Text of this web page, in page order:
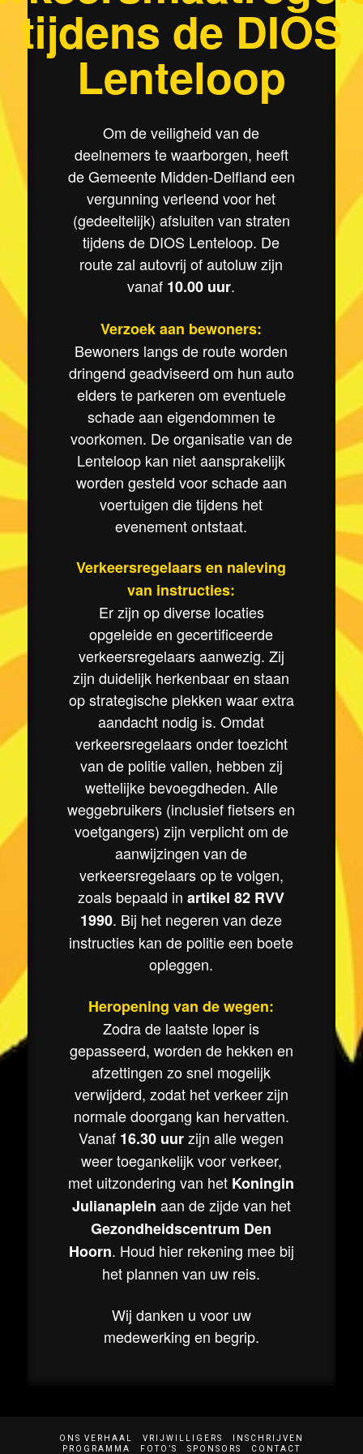
tijdens de DIOS
Lenteloop
Om de veiligheid van de
deelnemers te waarborgen, heeft
de Gemeente Midden-Delfland een
vergunning verleend voor het
(gedeeltelijk) afsluiten van straten
tijdens de DIOS Lenteloop. De
route zal autovrij of autoluw zijn
vanaf 10.00 uur.
Verzoek aan bewoners:
Bewoners langs de route worden
dringend geadviseerd om hun auto
elders te parkeren om eventuele
schade aan eigendommen te
voorkomen. De organisatie van de
Lenteloop kan niet aansprakelijk
worden gesteld voor schade aan
voertuigen die tijdens het
evenement ontstaat.
Verkeersregelaars en naleving
van instructies:
Er zijn op diverse locaties
opgeleide en gecertificeerde
verkeersregelaars aanwezig. Zij
zijn duidelijk herkenbaar en staan
op strategische plekken waar extra
aandacht nodig is. Omdat
verkeersregelaars onder toezicht
van de politie vallen, hebben zij
wettelijke bevoegdheden. Alle
weggebruikers (inclusief fietsers en
voetgangers) zijn verplicht om de
aanwijzingen van de
verkeersregelaars op te volgen,
zoals bepaald inartikel 82 RVV
1990. Bij het negeren van deze
instructies kan de politie een boete
opleggen.
Heropening van de wegen:
Zodra de laatste loper is
gepasseerd, worden de hekken en
afzettingen zo snel mogelijk
verwijderd, zodat het verkeer zijn
normale doorgang kan hervatten.
Vanaf 16.30 uurzijn alle wegen
weer toegankelijk voor verkeer,
met uitzondering van het Koningin
Julianaplein aan de zijde van het
Gezondheidscentrum Den
Hoorn. Houd hier rekening mee bij
het plannen van uw reis.
Wij danken u voor uw
medewerking en begrip.
ONS VERHAAL VRIJWILLIGERS
INSCHRIJVEN
PROGRAMMA
FOTO’S SPONSORS CONTACT